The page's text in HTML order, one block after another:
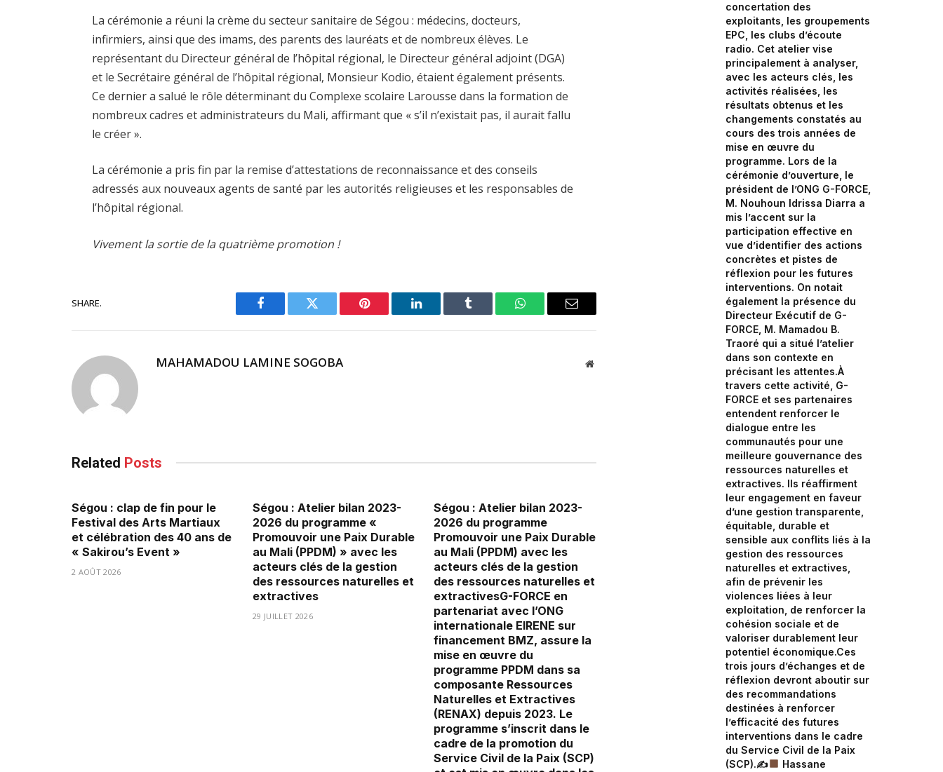
La cérémonie a réuni la crème du secteur sanitaire de Ségou : médecins, docteurs,
infirmiers, ainsi que des imams, des parents des lauréats et de nombreux élèves. Le
représentant du Directeur général de l’hôpital régional, le Directeur général adjoint (DGA)
et le Secrétaire général de l’hôpital régional, Monsieur Kodio, étaient également présents.
Ce dernier a salué le rôle déterminant du Complexe scolaire Larousse dans la formation de
nombreux cadres et administrateurs du Mali, affirmant que « s’il n’existait pas, il aurait fallu
le créer ».
La cérémonie a pris fin par la remise d’attestations de reconnaissance et des conseils
adressés aux nouveaux agents de santé par les autorités religieuses et les responsables de
l’hôpital régional.
Vivement la sortie de la quatrième promotion !
SHARE.
Facebook Twitter Pinterest LinkedIn Tumblr WhatsAppEmail
MAHAMADOU LAMINE SOGOBA Website
Related Posts
Ségou : clap de fin pour le
Festival des Arts Martiaux
et célébration des 40 ans de
« Sakirou’s Event »
2 AOÛT 2026
Ségou : Atelier bilan 2023-
2026 du programme «
Promouvoir une Paix Durable
au Mali (PPDM) » avec les
acteurs clés de la gestion
des ressources naturelles et
extractives
29 JUILLET 2026
Ségou : Atelier bilan 2023-
2026 du programme
Promouvoir une Paix Durable
au Mali (PPDM) avec les
acteurs clés de la gestion
des ressources naturelles et
extractivesG-FORCE en
partenariat avec l’ONG
internationale EIRENE sur
financement BMZ, assure la
mise en œuvre du
programme PPDM dans sa
composante Ressources
Naturelles et Extractives
(RENAX) depuis 2023. Le
programme s’inscrit dans le
cadre de la promotion du
Service Civil de la Paix (SCP)
concertation des
exploitants, les groupements
EPC, les clubs d’écoute
radio. Cet atelier vise
principalement à analyser,
avec les acteurs clés, les
activités réalisées, les
résultats obtenus et les
changements constatés au
cours des trois années de
mise en œuvre du
programme. Lors de la
cérémonie d’ouverture, le
président de l’ONG G-FORCE,
M. Nouhoun Idrissa Diarra a
mis l’accent sur la
participation effective en
vue d’identifier des actions
concrètes et pistes de
réflexion pour les futures
interventions. On notait
également la présence du
Directeur Exécutif de G-
FORCE, M. Mamadou B.
Traoré qui a situé l’atelier
dans son contexte en
précisant les attentes.À
travers cette activité, G-
FORCE et ses partenaires
entendent renforcer le
dialogue entre les
communautés pour une
meilleure gouvernance des
ressources naturelles et
extractives. Ils réaffirment
leur engagement en faveur
d’une gestion transparente,
équitable, durable et
sensible aux conflits liés à la
gestion des ressources
naturelles et extractives,
afin de prévenir les
violences liées à leur
exploitation, de renforcer la
cohésion sociale et de
valoriser durablement leur
potentiel économique.Ces
trois jours d’échanges et de
réflexion devront aboutir sur
des recommandations
destinées à renforcer
l’efficacité des futures
interventions dans le cadre
du Service Civil de la Paix
(SCP).✍
Hassane